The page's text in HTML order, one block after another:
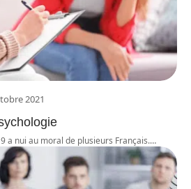
2021
a nui au moral de plusieurs Français.…